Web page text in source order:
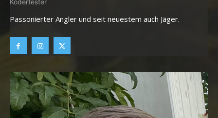
Ködertester
Passonierter Angler und seit neuestem auch Jäger.